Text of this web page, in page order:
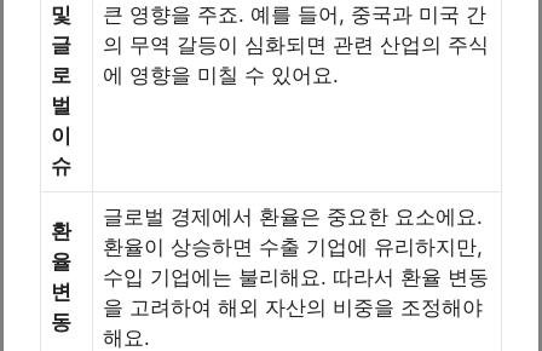
및
글
로
벌
이
슈
큰 영향을 주죠. 예를 들어, 중국과 미국 간
의 무역 갈등이 심화되면 관련 산업의 주식
에 영향을 미칠 수 있어요.
환
율
변
동
글로벌 경제에서 환율은 중요한 요소에요.
환율이 상승하면 수출 기업에 유리하지만,
수입 기업에는 불리해요. 따라서 환율 변동
을 고려하여 해외 자산의 비중을 조정해야
해요.